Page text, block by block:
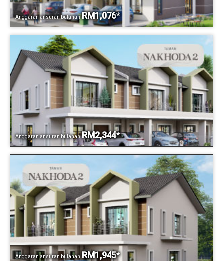
Anggaran ansuran bulanan RM1,076*
Anggaran ansuran bulanan RM2,344*
Anggaran ansuran bulanan RM1,945*